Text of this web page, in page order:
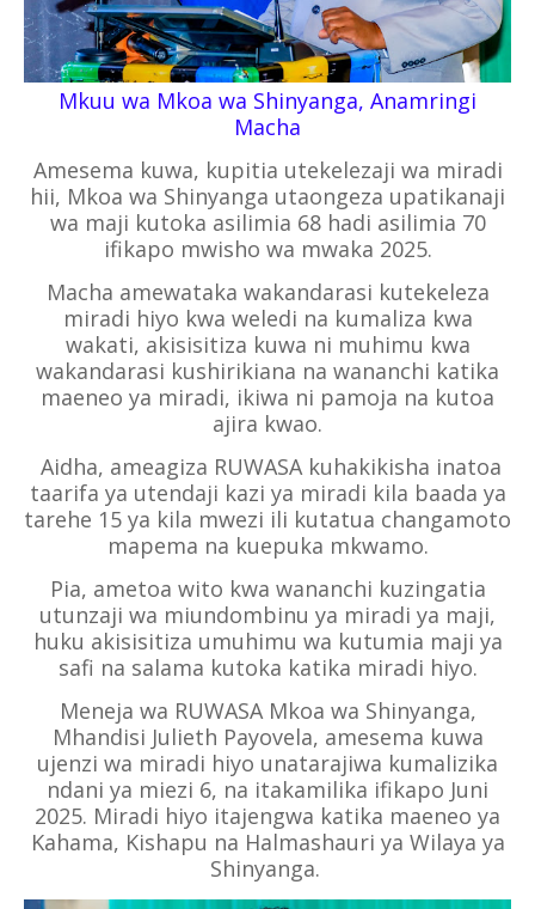
Mkuu wa Mkoa wa Shinyanga, Anamringi
Macha
Amesema kuwa, kupitia utekelezaji wa miradi
hii, Mkoa wa Shinyanga utaongeza upatikanaji
wa maji kutoka asilimia 68 hadi asilimia 70
ifikapo mwisho wa mwaka 2025.
Macha amewataka wakandarasi kutekeleza
miradi hiyo kwa weledi na kumaliza kwa
wakati, akisisitiza kuwa ni muhimu kwa
wakandarasi kushirikiana na wananchi katika
maeneo ya miradi, ikiwa ni pamoja na kutoa
ajira kwao.
Aidha, ameagiza RUWASA kuhakikisha inatoa
taarifa ya utendaji kazi ya miradi kila baada ya
tarehe 15 ya kila mwezi ili kutatua changamoto
mapema na kuepuka mkwamo.
Pia, ametoa wito kwa wananchi kuzingatia
utunzaji wa miundombinu ya miradi ya maji,
huku akisisitiza umuhimu wa kutumia maji ya
safi na salama kutoka katika miradi hiyo.
Meneja wa RUWASA Mkoa wa Shinyanga,
Mhandisi Julieth Payovela, amesema kuwa
ujenzi wa miradi hiyo unatarajiwa kumalizika
ndani ya miezi 6, na itakamilika ifikapo Juni
2025. Miradi hiyo itajengwa katika maeneo ya
Kahama, Kishapu na Halmashauri ya Wilaya ya
Shinyanga.